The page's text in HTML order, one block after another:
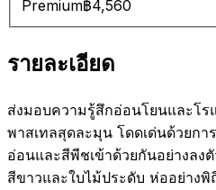
Premium฿4,560
รายละเอียด
ส่งมอบความรู้สึกอ่อนโยนและโ
พาสเทลสุดละมุน โดดเด่นด้วยก
อ่อนและสีพีชเข้าด้วยกันอย่างลง
สีขาวและใบไม้ประดับ ห่ออย่าง